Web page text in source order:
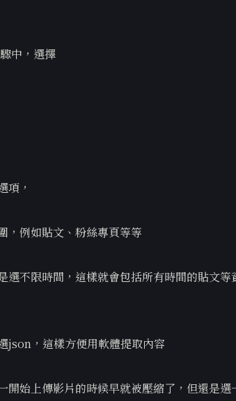
中，選擇
項，
，例如貼文、粉絲專頁等等
選不限時間，這樣就會包括所有時間的貼文等
json，這樣方便用軟體提取內容
開始上傳影片的時候早就被壓縮了，但還是選